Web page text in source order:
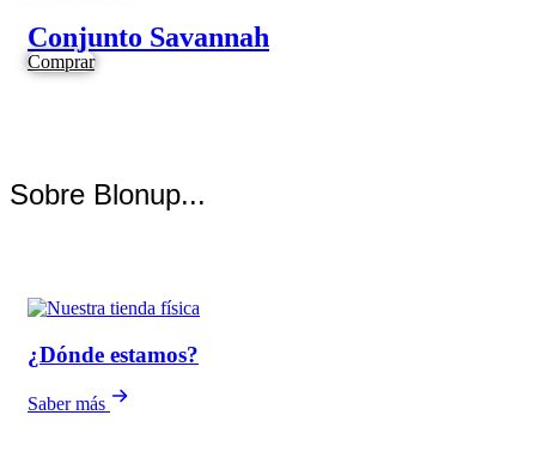
Conjunto Savannah
Comprar
Sobre Blonup...
¿Dónde estamos?
Saber más